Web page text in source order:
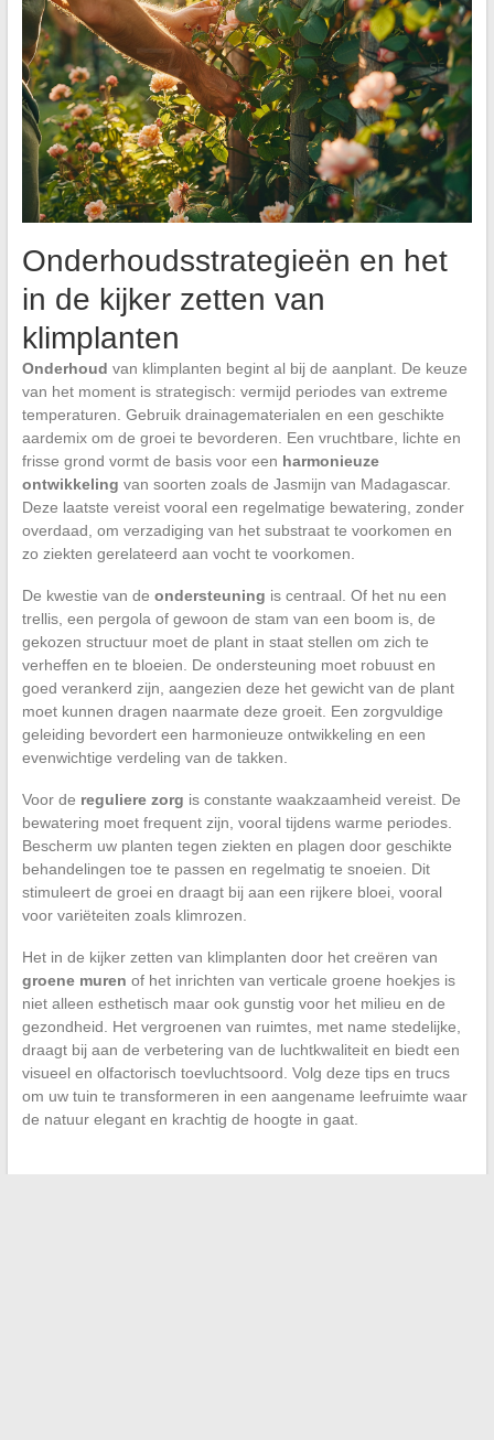
Onderhoudsstrategieën en het
in de kijker zetten van
klimplanten
Onderhoud van klimplanten begint al bij de aanplant. De keuze
van het moment is strategisch: vermijd periodes van extreme
temperaturen. Gebruik drainagematerialen en een geschikte
aardemix om de groei te bevorderen. Een vruchtbare, lichte en
frisse grond vormt de basis voor een harmonieuze
ontwikkeling van soorten zoals de Jasmijn van Madagascar.
Deze laatste vereist vooral een regelmatige bewatering, zonder
overdaad, om verzadiging van het substraat te voorkomen en
zo ziekten gerelateerd aan vocht te voorkomen.
De kwestie van de ondersteuning is centraal. Of het nu een
trellis, een pergola of gewoon de stam van een boom is, de
gekozen structuur moet de plant in staat stellen om zich te
verheffen en te bloeien. De ondersteuning moet robuust en
goed verankerd zijn, aangezien deze het gewicht van de plant
moet kunnen dragen naarmate deze groeit. Een zorgvuldige
geleiding bevordert een harmonieuze ontwikkeling en een
evenwichtige verdeling van de takken.
Voor de reguliere zorg is constante waakzaamheid vereist. De
bewatering moet frequent zijn, vooral tijdens warme periodes.
Bescherm uw planten tegen ziekten en plagen door geschikte
behandelingen toe te passen en regelmatig te snoeien. Dit
stimuleert de groei en draagt bij aan een rijkere bloei, vooral
voor variëteiten zoals klimrozen.
Het in de kijker zetten van klimplanten door het creëren van
groene muren of het inrichten van verticale groene hoekjes is
niet alleen esthetisch maar ook gunstig voor het milieu en de
gezondheid. Het vergroenen van ruimtes, met name stedelijke,
draagt bij aan de verbetering van de luchtkwaliteit en biedt een
visueel en olfactorisch toevluchtsoord. Volg deze tips en trucs
om uw tuin te transformeren in een aangename leefruimte waar
de natuur elegant en krachtig de hoogte in gaat.